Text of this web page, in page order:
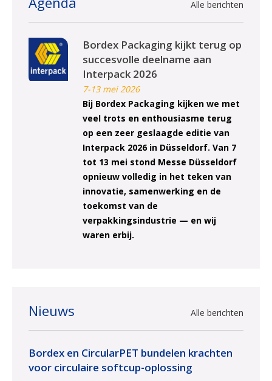
Alle berichten
Bordex Packaging kijkt terug op
succesvolle deelname aan
Interpack 2026
7-13 mei 2026
Bij Bordex Packaging kijken we met
veel trots en enthousiasme terug
op een zeer geslaagde editie van
Interpack 2026 in Düsseldorf. Van 7
tot 13 mei stond Messe Düsseldorf
opnieuw volledig in het teken van
innovatie, samenwerking en de
toekomst van de
verpakkingsindustrie — en wij
waren erbij.
Nieuws Alle berichten
Bordex en CircularPET bundelen krachten
voor circulaire softcup-oplossing